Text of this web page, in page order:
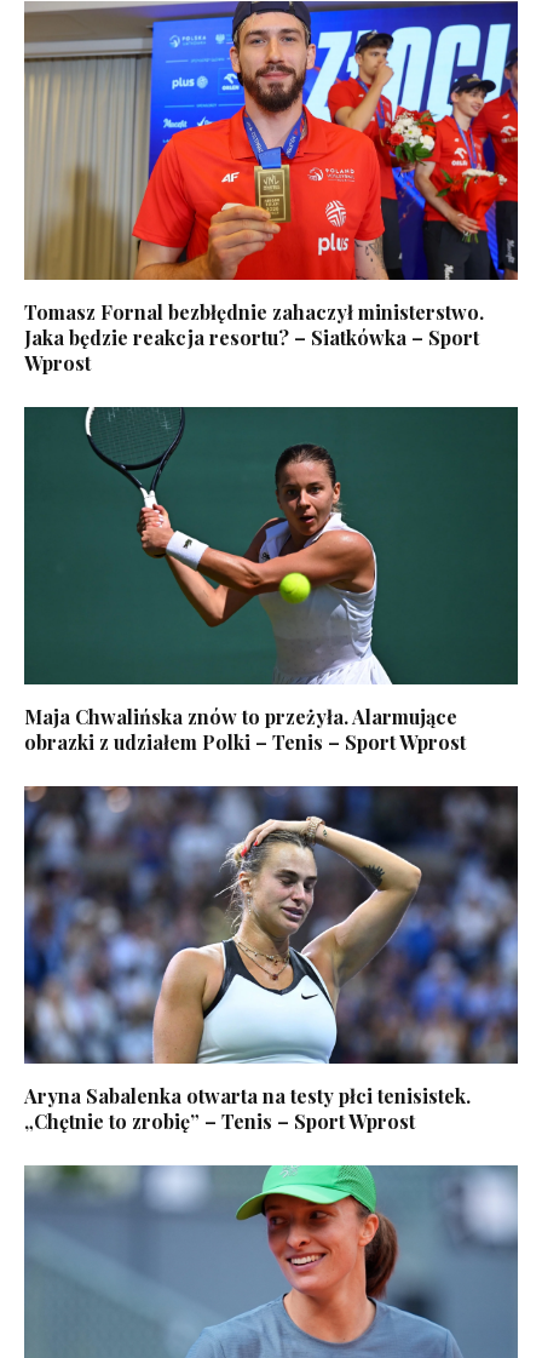
Tomasz Fornal bezbłędnie zahaczył ministerstwo.
Jaka będzie reakcja resortu? – Siatkówka – Sport
Wprost
Maja Chwalińska znów to przeżyła. Alarmujące
obrazki z udziałem Polki – Tenis – Sport Wprost
Aryna Sabalenka otwarta na testy płci tenisistek.
„Chętnie to zrobię” – Tenis – Sport Wprost